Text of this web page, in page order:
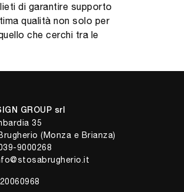
di garantire supporto
qualità non solo per
che cerchi tra le
GROUP srl
35
(Monza e Brianza)
9000268